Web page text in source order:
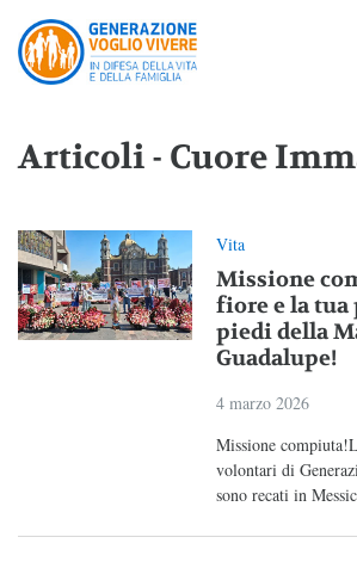
Articoli - Cuore
Vita
Missione
fiore e la tua
piedi della
Guadalupe!
4 marzo 2026
Missione
volontari di
sono recati in